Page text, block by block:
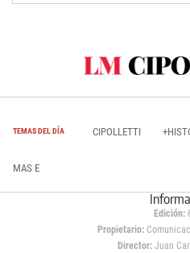
TEMAS DEL DÍA CIPOLLETTI
MAS E
Edición:
Propietario:
Director: Juan